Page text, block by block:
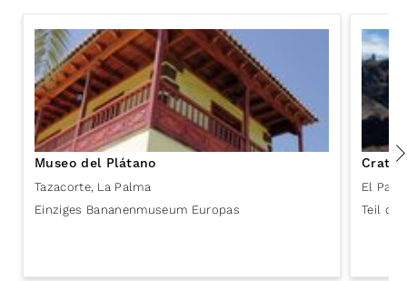
Museo del Plátano
Tazacorte, La Palma
Einziges Bananenmuseum Europas
Cratér
El Paso
Teil